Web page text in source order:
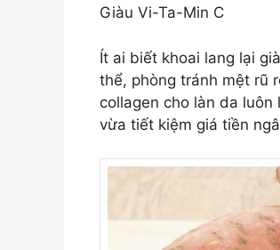
Giàu Vi-Ta-Min C
Ít ai biết khoai lang lại
thể, phòng tránh mệt rũ
collagen cho làn da
vừa tiết kiệm giá tiền